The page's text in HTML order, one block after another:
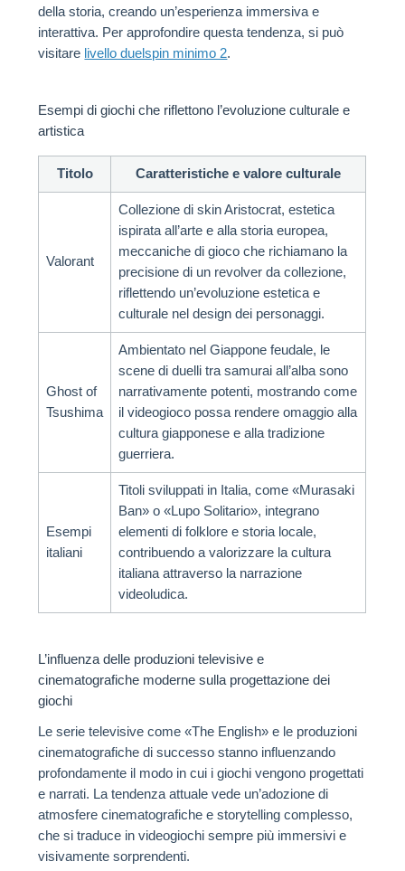
della storia, creando un’esperienza immersiva e
interattiva. Per approfondire questa tendenza, si può
visitare livello duelspin minimo 2.
Esempi di giochi che riflettono l’evoluzione culturale e
artistica
Titolo Caratteristiche e valore culturale
Valorant
Collezione di skin Aristocrat, estetica
ispirata all’arte e alla storia europea,
meccaniche di gioco che richiamano la
precisione di un revolver da collezione,
riflettendo un’evoluzione estetica e
culturale nel design dei personaggi.
Ghost of
Tsushima
Ambientato nel Giappone feudale, le
scene di duelli tra samurai all’alba sono
narrativamente potenti, mostrando come
il videogioco possa rendere omaggio alla
cultura giapponese e alla tradizione
guerriera.
Esempi
italiani
Titoli sviluppati in Italia, come «Murasaki
Ban» o «Lupo Solitario», integrano
elementi di folklore e storia locale,
contribuendo a valorizzare la cultura
italiana attraverso la narrazione
videoludica.
L’influenza delle produzioni televisive e
cinematografiche moderne sulla progettazione dei
giochi
Le serie televisive come «The English» e le produzioni
cinematografiche di successo stanno influenzando
profondamente il modo in cui i giochi vengono progettati
e narrati. La tendenza attuale vede un’adozione di
atmosfere cinematografiche e storytelling complesso,
che si traduce in videogiochi sempre più immersivi e
visivamente sorprendenti.